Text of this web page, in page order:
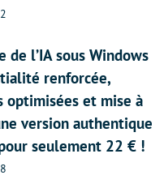
de l’IA sous Windows
renforcée,
optimisées et mise à
version authentique
seulement 22 € !